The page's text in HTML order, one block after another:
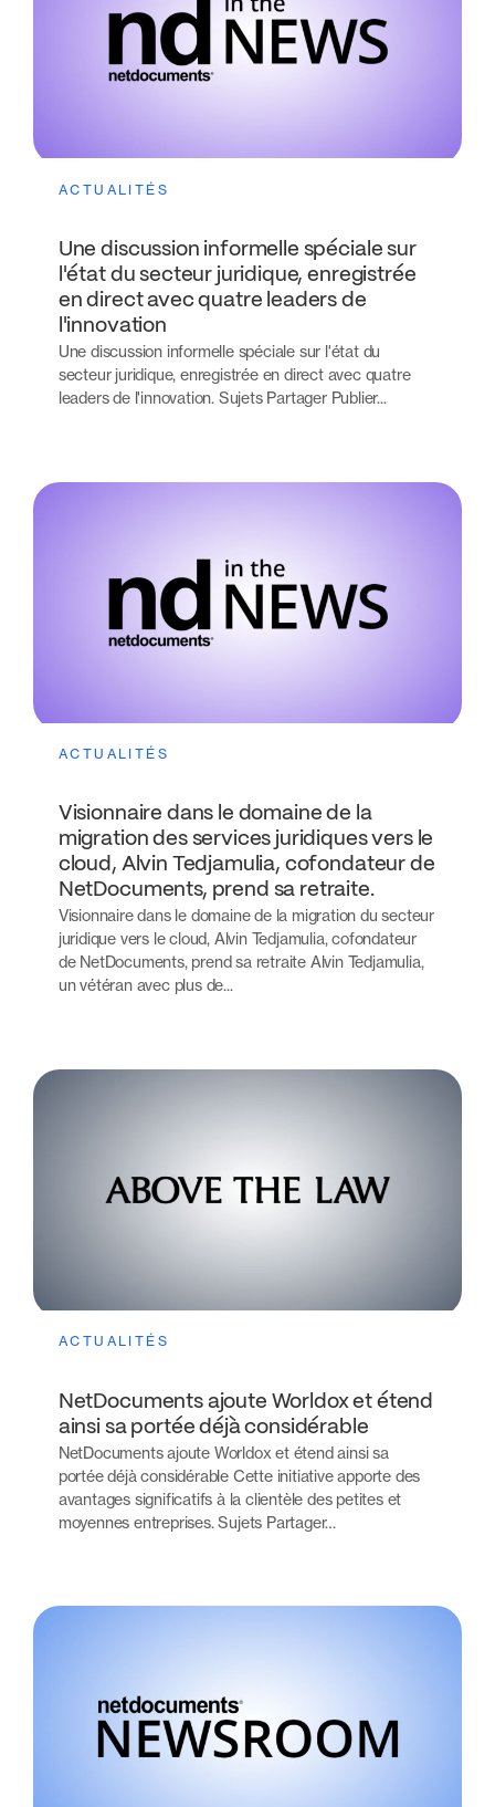
ACTUALITÉS
Une discussion informelle spéciale sur
l'état du secteur juridique, enregistrée
en direct avec quatre leaders de
l'innovation
Une discussion informelle spéciale sur l'état du
secteur juridique, enregistrée en direct avec quatre
leaders de l'innovation. Sujets Partager Publier...
ACTUALITÉS
Visionnaire dans le domaine de la
migration des services juridiques vers le
cloud, Alvin Tedjamulia, cofondateur de
NetDocuments, prend sa retraite.
Visionnaire dans le domaine de la migration du secteur
juridique vers le cloud, Alvin Tedjamulia, cofondateur
de NetDocuments, prend sa retraite Alvin Tedjamulia,
un vétéran avec plus de...
ACTUALITÉS
NetDocuments ajoute Worldox et étend
ainsi sa portée déjà considérable
NetDocuments ajoute Worldox et étend ainsi sa
portée déjà considérable Cette initiative apporte des
avantages significatifs à la clientèle des petites et
moyennes entreprises. Sujets Partager…